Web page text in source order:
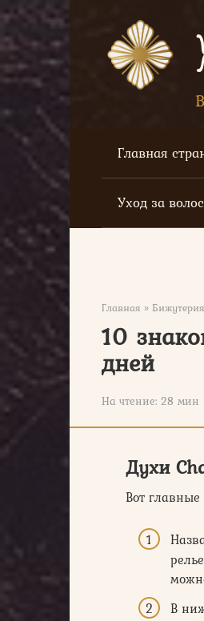
Перейти
к
контенту
Главная
Уход за
Главная » Бижутерия
10
дней
На чтение: 28 мин
Духи
Вот
В